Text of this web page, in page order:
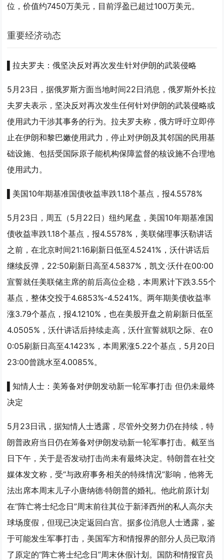
位，价值约7450万美元，目前浮盈已超过100万美元。
重要经济动态
▌拉夫罗夫：俄坚决反对再次发生针对伊朗的武装侵略
5月23日，据俄罗斯方面当地时间22日消息，俄罗斯外长拉
夫罗夫表示，坚决反对再次发生任何针对伊朗的武装侵略或
使用武力干涉其事务的行为。拉夫罗夫称，俄方呼吁立即停
止在伊朗和黎巴嫩使用武力，停止对伊朗及其邻国的民用基
础设施、包括受国际原子能机构保障监督的核设施不合理地
使用武力。
▌美国10年期基准国债收益率跌1.18个基点，报4.5578%
5月23日，周五（5月22日）纽约尾盘，美国10年期基准国
债收益率跌1.18个基点，报4.5578%，美联储理事沃勒讲话
之前，在北京时间21:16刷新日低至4.5241%，沃什讲话后
继续反弹，22:50刷新日高至4.5837%，凯文·沃什在00:00
宣誓就任美联储主席的前后高位企稳，本周累计下跌3.55个
基点，整体交投于4.6853%-4.5241%。两年期美债收益率
涨3.79个基点，报4.1210%，也在美股开盘之前刷新日低至
4.0505%，沃什讲话后持续走高，沃什宣誓就职之际、在0
0:05刷新日高至4.1423%，本周累涨5.22个基点，5月20日
23:00曾跳水至4.0085%。
▌知情人士：美筹备对伊朗发动新一轮军事打击 但仍未最终
决定
5月23日讯，据知情人士透露，尽管外交努力仍在持续，特
朗普政府当日仍在筹备对伊朗发动新一轮军事打击。截至当
日下午，关于是否发动打击尚未有最终决定。特朗普在社交
媒体发文称，受“与政府事务相关的特殊情况”影响，他将无
法出席本周末儿子小唐纳德·特朗普的婚礼。他此前原计划
在“阵亡将士纪念日”周末前往其位于新泽西州的私人高尔夫
球场度假，但现已决定返回白宫。据多位消息人士透露，鉴
于可能发生军事打击，美国军方和情报界的部分人员已取消
了原定的“阵亡将士纪念日”周末休假计划。国防和情报官员